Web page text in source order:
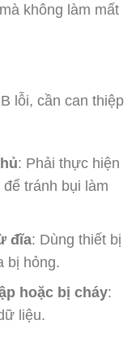
không làm mất
lỗi, cần can thiệp
: Phải thực hiện
tránh bụi làm
đĩa: Dùng thiết bị
bị hỏng.
hoặc bị cháy:
liệu.